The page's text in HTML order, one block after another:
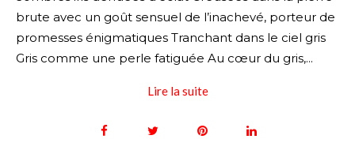
brute avec un goût sensuel de l’inachevé, porteur de
promesses énigmatiques Tranchant dans le ciel gris
Gris comme une perle fatiguée Au cœur du gris,...
Lire la suite